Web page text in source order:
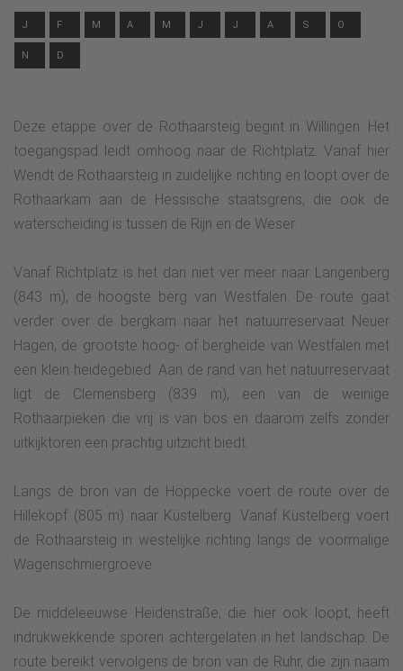
J F M A M J J A S O
N D
Deze etappe over de Rothaarsteig begint in Willingen. Het
toegangspad leidt omhoog naar de Richtplatz. Vanaf hier
Wendt de Rothaarsteig in zuidelijke richting en loopt over de
Rothaarkam aan de Hessische staatsgrens, die ook de
waterscheiding is tussen de Rijn en de Weser.
Vanaf Richtplatz is het dan niet ver meer naar Langenberg
(843 m), de hoogste berg van Westfalen. De route gaat
verder over de bergkam naar het natuurreservaat Neuer
Hagen, de grootste hoog- of bergheide van Westfalen met
een klein heidegebied. Aan de rand van het natuurreservaat
ligt de Clemensberg (839 m), een van de weinige
Rothaarpieken die vrij is van bos en daarom zelfs zonder
uitkijktoren een prachtig uitzicht biedt.
Langs de bron van de Hoppecke voert de route over de
Hillekopf (805 m) naar Küstelberg. Vanaf Küstelberg voert
de Rothaarsteig in westelijke richting langs de voormalige
Wagenschmiergroeve.
De middeleeuwse Heidenstraße, die hier ook loopt, heeft
indrukwekkende sporen achtergelaten in het landschap. De
route bereikt vervolgens de bron van de Ruhr, die zijn naam